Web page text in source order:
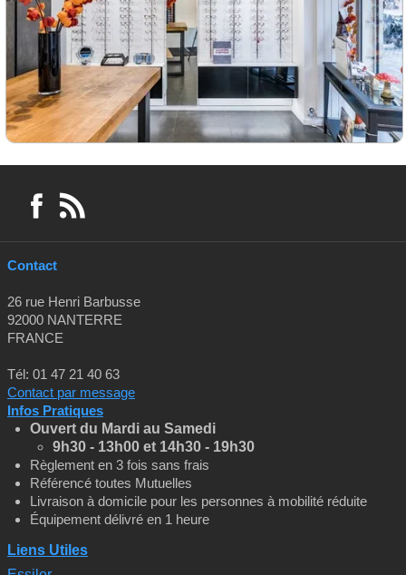
Contact
26 rue Henri Barbusse
92000 NANTERRE
FRANCE
Tél: 01 47 21 40 63
Contact par message
Infos Pratiques
Ouvert du Mardi au Samedi
9h30 - 13h00 et 14h30 - 19h30
Règlement en 3 fois sans frais
Référencé toutes Mutuelles
Livraison à domicile pour les personnes à mobilité réduite
Équipement délivré en 1 heure
Liens Utiles